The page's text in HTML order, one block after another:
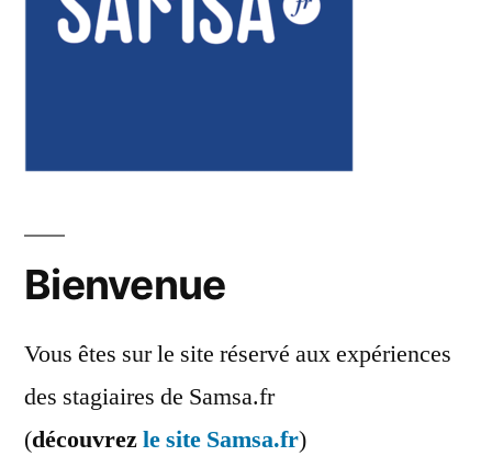
Bienvenue
Vous êtes sur le site réservé aux expériences
des stagiaires de Samsa.fr
(découvrezle site Samsa.fr)